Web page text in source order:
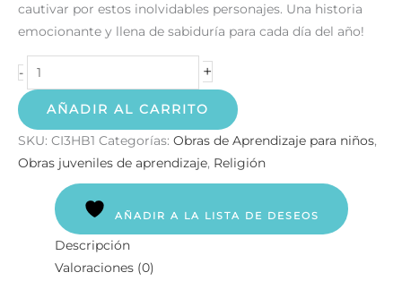
cautivar por estos inolvidables personajes. Una historia
emocionante y llena de sabiduría para cada día del año!
- +
AÑADIR AL CARRITO
SKU: CI3HB1 Categorías: Obras de Aprendizaje para niños,
Obras juveniles de aprendizaje, Religión
AÑADIR A LA LISTA DE DESEOS
Descripción
Valoraciones (0)